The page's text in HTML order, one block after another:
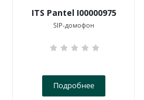
ITS Pantel I00000975
SIP-домофон
Подробнее